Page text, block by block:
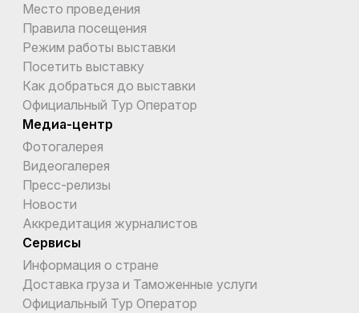
Место проведения
Правила посещения
Режим работы выставки
Посетить выставку
Как добраться до выставки
Официальный Тур Оператор
Медиа-центр
Фотогалерея
Видеогалерея
Пресс-релизы
Новости
Аккредитация журналистов
Сервисы
Информация о стране
Доставка груза и Таможенные услуги
Официальный Тур Оператор